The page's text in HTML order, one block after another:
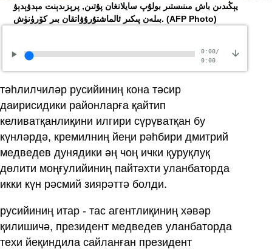
ﻳﯧﯖﯩﺪﯨﻦ ﺑﺎﺵ ﻣﯩﻨﯩﺴﺘﯩﺮ ﺑﻮﻟﯘﭖ ﺳﺎﻳﻼﻧﻐﺎﻥ ﭘﯘﺗﯩﻦ, ﭘﺮﯦﺰﯨﺪﯦﻨﺖ ﻣﯧﺪﯞﯦﺪﯦﯟ
ﺑﯩﻠﻪﻥ ﭘﯩﻜﯩﺮ ﺋﺎﻟﻤﺎﺷﺘﯘﺭﯗﯞﺍﺗﻘﺎﻥ ﺑﯩﺮ ﻛﯚﺭﯛﻧﯜﺵ.(AFP Photo)
0:00/
0:00
тәһлилчиләр русийиниң кона тәсир
даирисидики районларға қайтип
келиватқанлиқини илгири сүрүватқан бу
күнләрдә, кремилниң йеңи рәһбири дмитрий
медведев дунядики әң чоң ички қуруқлуқ
дөлити моңғулийиниң пайтәхти уланбаторда
икки күн рәсмий зиярәттә болди.
русийиниң итар - тас агентлиқиниң хәвәр
қилишичә, президент медведев уланбаторда
техи йеқиндила сайланған президент